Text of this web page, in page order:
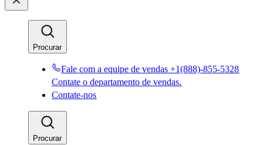
Procurar​​
Fale com a equipe de vendas +1(888)-855-5328​​
Contate o departamento de vendas.​​
Contate-nos​​
Procurar​​